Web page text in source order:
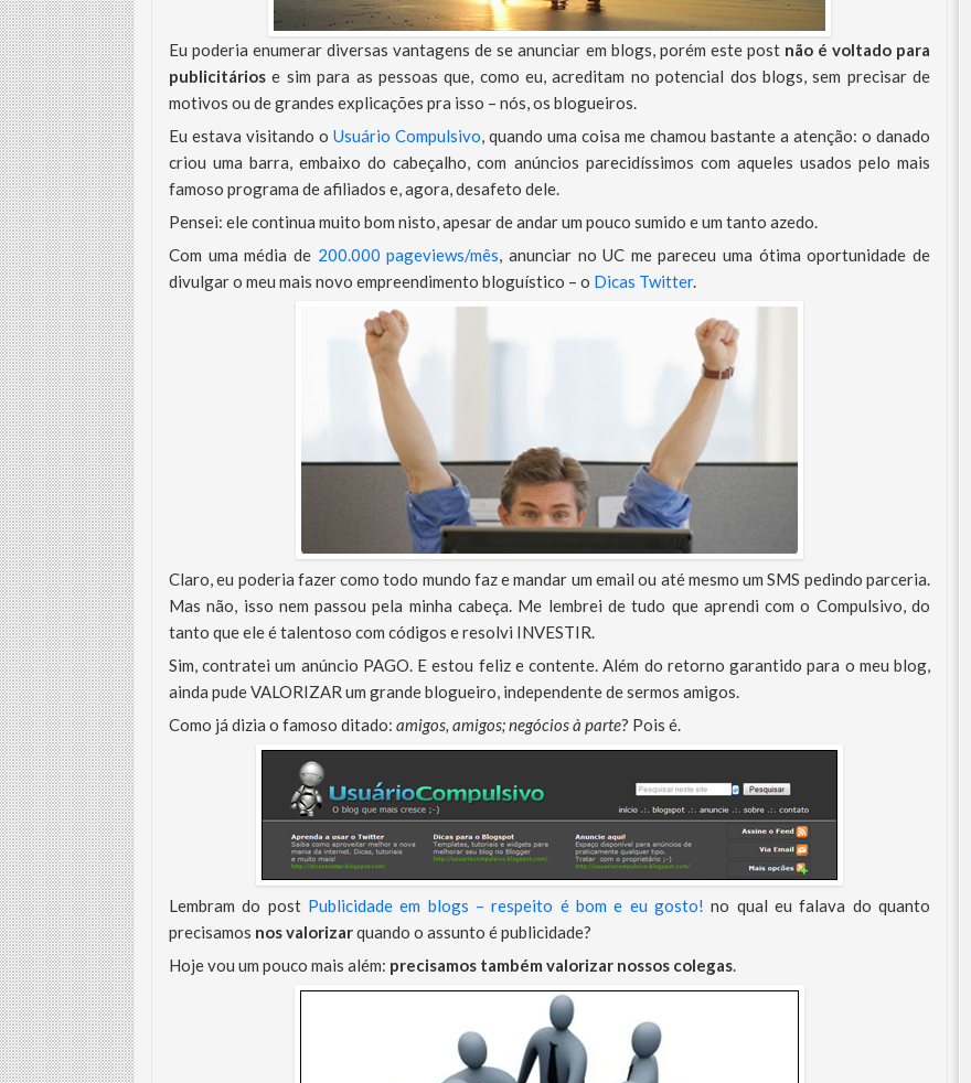
Eu poderia enumerar diversas vantagens de se anunciar em blogs, porém este post não é voltado para
publicitários e sim para as pessoas que, como eu, acreditam no potencial dos blogs, sem precisar de
motivos ou de grandes explicações pra isso – nós, os blogueiros.
Eu estava visitando o Usuário Compulsivo, quando uma coisa me chamou bastante a atenção: o danado
criou uma barra, embaixo do cabeçalho, com anúncios parecidíssimos com aqueles usados pelo mais
famoso programa de afiliados e, agora, desafeto dele.
Pensei: ele continua muito bom nisto, apesar de andar um pouco sumido e um tanto azedo.
Com uma média de 200.000 pageviews/mês, anunciar no UC me pareceu uma ótima oportunidade de
divulgar o meu mais novo empreendimento bloguístico – o Dicas Twitter.
Claro, eu poderia fazer como todo mundo faz e mandar um email ou até mesmo um SMS pedindo parceria.
Mas não, isso nem passou pela minha cabeça. Me lembrei de tudo que aprendi com o Compulsivo, do
tanto que ele é talentoso com códigos e resolvi INVESTIR.
Sim, contratei um anúncio PAGO. E estou feliz e contente. Além do retorno garantido para o meu blog,
ainda pude VALORIZAR um grande blogueiro, independente de sermos amigos.
Como já dizia o famoso ditado: amigos, amigos; negócios à parte? Pois é.
Lembram do post Publicidade em blogs – respeito é bom e eu gosto! no qual eu falava do quanto
precisamos nos valorizarquando o assunto é publicidade?
Hoje vou um pouco mais além: precisamos também valorizar nossos colegas.